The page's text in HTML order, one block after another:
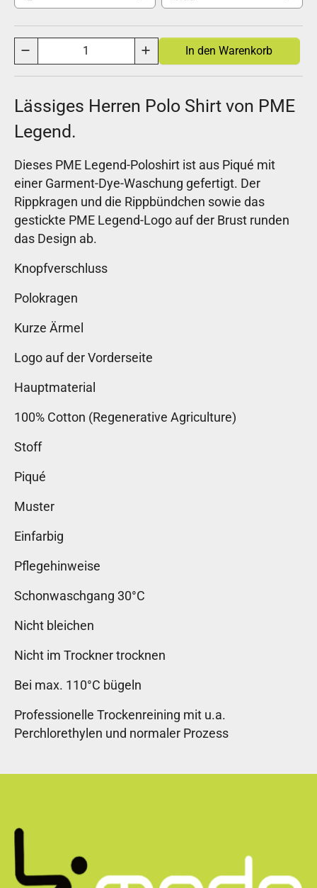
Lässiges Herren Polo Shirt von PME
Legend.
Dieses PME Legend-Poloshirt ist aus Piqué mit
einer Garment-Dye-Waschung gefertigt. Der
Rippkragen und die Rippbündchen sowie das
gestickte PME Legend-Logo auf der Brust runden
das Design ab.
Knopfverschluss
Polokragen
Kurze Ärmel
Logo auf der Vorderseite
Hauptmaterial
100% Cotton (Regenerative Agriculture)
Stoff
Piqué
Muster
Einfarbig
Pflegehinweise
Schonwaschgang 30°C
Nicht bleichen
Nicht im Trockner trocknen
Bei max. 110°C bügeln
Professionelle Trockenreining mit u.a.
Perchlorethylen und normaler Prozess